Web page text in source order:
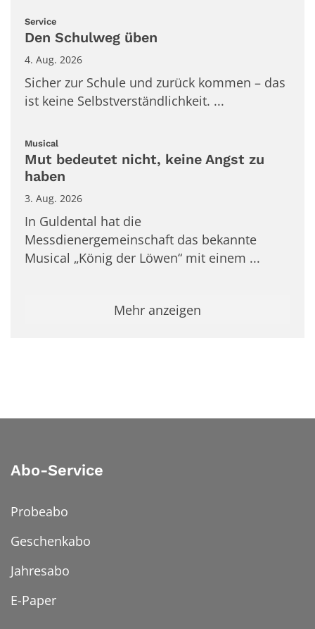
Service:
Den Schulweg üben
4. Aug. 2026
Sicher zur Schule und zurück kommen – das
ist keine Selbstverständlichkeit. ...
Musical:
Mut bedeutet nicht, keine Angst zu
haben
3. Aug. 2026
In Guldental hat die
Messdienergemeinschaft das bekannte
Musical „König der Löwen“ mit einem ...
Mehr anzeigen
Abo-Service
Probeabo
Geschenkabo
Jahresabo
E-Paper